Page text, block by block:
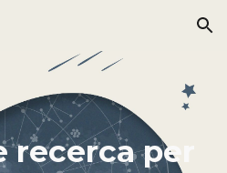
Skip to navigation
per